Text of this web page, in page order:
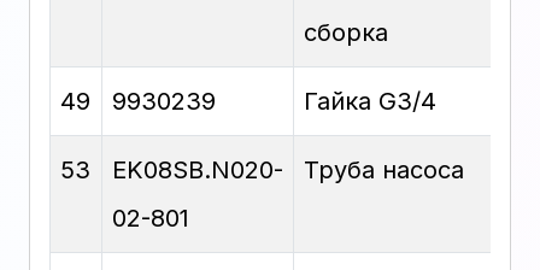
сборка
49 9930239 Гайка G3/4
53
EK08SB.N020-
02-801
Труба насоса